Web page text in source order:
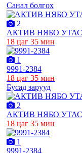
Санал болгох
2
АКТИВ НЯБО
18 цаг 35 мин
1
9991-2384
18 цаг 35 мин
Бусад зарууд
2
АКТИВ НЯБО
18 цаг 35 мин
1
9991-2384